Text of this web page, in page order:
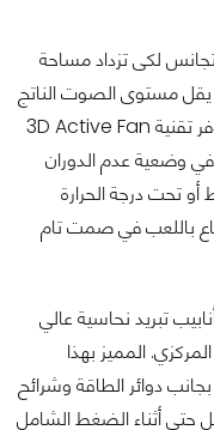
لكى تزداد مساحة
يقل مستوى الصوت الناتج
عن اندفاع الهواء بداخل تلك الزعانف. كما توفر تقنية 3D Active Fan
وضعية عدم الدوران
تحت درجة الحرارة
باللعب في صمت تام
المرفق مع البطاقة يعتمد على 6 أنابيب تبريد نحاسية عالي
المميز بهذا
دوائر الطاقة وشرائح
حتى أثناء الضغط الشامل